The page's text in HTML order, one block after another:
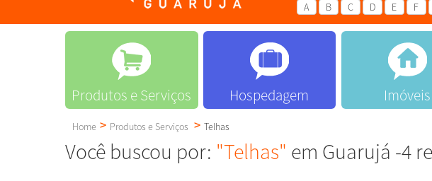
A B C D E F
Produtos e Serviços Hospedagem Imóveis
Home Produtos e Serviços Telhas
Você buscou por: "Telhas" em Guarujá -4